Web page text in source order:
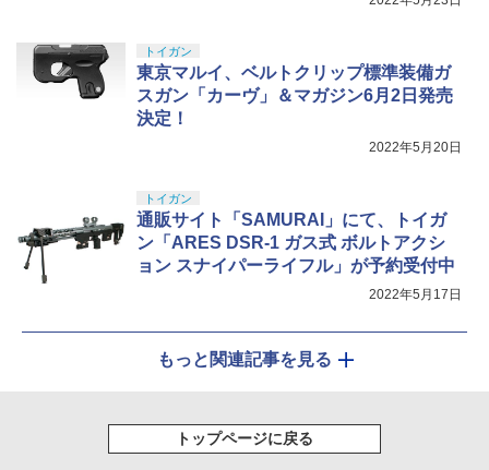
トイガン
東京マルイ、ベルトクリップ標準装備ガ
スガン「カーヴ」＆マガジン6月2日発売
決定！
2022年5月20日
トイガン
通販サイト「SAMURAI」にて、トイガ
ン「ARES DSR-1 ガス式 ボルトアクシ
ョン スナイパーライフル」が予約受付中
2022年5月17日
もっと関連記事を見る
トップページに戻る